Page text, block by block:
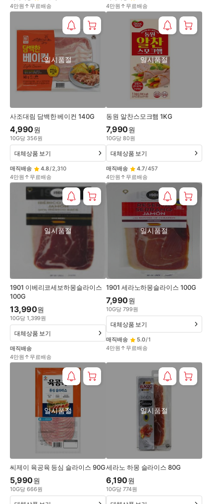
4만원↑무료배송
4만원↑무료배송
사조대림 담백한 베이컨 140G
일시품절
4,990원
10G당 356원
매직배송 4.8/2,310
4만원↑무료배송
대체상품 보기
동원 알찬스모크햄 1KG
일시품절
7,990원
10G당 80원
매직배송 4.7/457
4만원↑무료배송
대체상품 보기
1901 이베리코세보하몽슬라이스
100G
일시품절
13,990원
10G당 1,399원
매직배송
4만원↑무료배송
대체상품 보기
1901 세라노하몽슬라이스 100G
일시품절
7,990원
10G당 799원
매직배송 5.0/1
4만원↑무료배송
대체상품 보기
씨제이 육공육 등심 슬라이스 90G
일시품절
5,990원
10G당 666원
세라노 하몽 슬라이스 80G
일시품절
6,190원
10G당 774원